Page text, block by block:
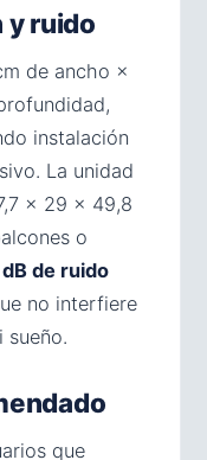
y ruido
de ancho ×
instalación
La unidad
× 29 × 49,8
o
de ruido
no interfiere
sueño.
que